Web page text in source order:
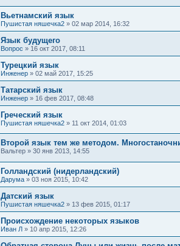
Вьетнамский язык
Пушистая няшечка2 » 02 мар 2014, 16:32
Язык будущего
Вопрос » 16 окт 2017, 08:11
Турецкий язык
Инженер » 02 май 2017, 15:25
Татарский язык
Инженер » 16 фев 2017, 08:48
Греческий язык
Пушистая няшечка2 » 11 окт 2014, 01:03
Второй язык тем же методом.
Вальтер » 30 янв 2013, 14:55
Голландский (нидерландский)
Дарума » 03 ноя 2015, 10:42
Датский язык
Пушистая няшечка2 » 13 фев 2015, 01:17
Происхождение некоторых языков
Иван Л » 10 апр 2015, 12:26